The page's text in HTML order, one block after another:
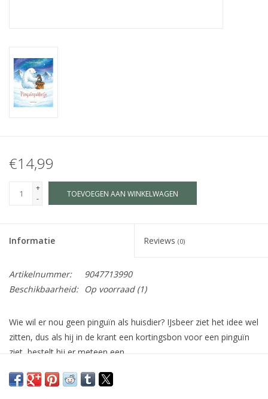
€14,99
+
-
TOEVOEGEN AAN WINKELWAGEN
Informatie Reviews (0)
Artikelnummer:
9047713990
Beschikbaarheid:
Op voorraad(1)
Wie wil er nou geen pinguïn als huisdier? IJsbeer ziet het idee wel
zitten, dus als hij in de krant een kortingsbon voor een pinguïn
ziet, bestelt hij er meteen een.
spelen maar Pinguïn lijkt niet zo blij en op een gegeven moment